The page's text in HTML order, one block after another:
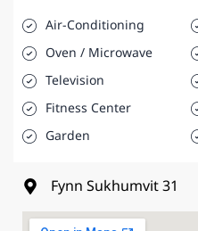
Air-Conditioning
Oven / Microwave
Television
Fitness Center
Garden
Fynn Sukhumvit 31